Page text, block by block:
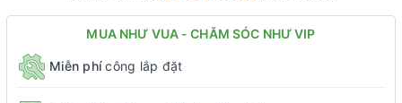
MUA NHƯ VUA - CHĂM SÓC NHƯ VIP
Miễn phícông lắp đặt